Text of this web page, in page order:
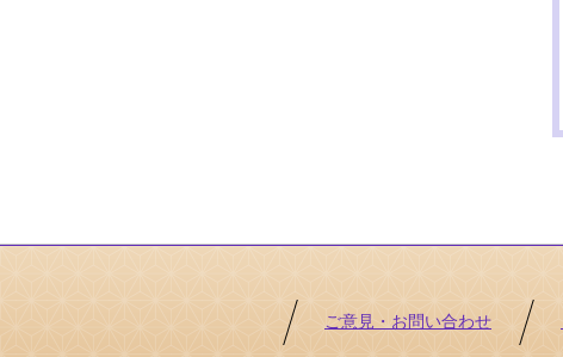
ご意見・お問い合わせ